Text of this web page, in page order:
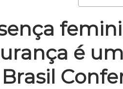
é
Brasil